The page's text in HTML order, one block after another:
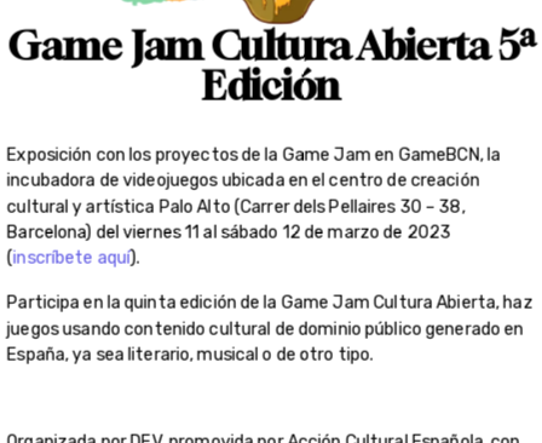
Organizada por DEV, promovida por Acción Cultural Española, con
la colaboración de ENTI-UB, Escuela de Nuevas Tecnologías.
«Caminante no hay camino, se hace camino al andar».- Antonio
Machado, autor cuyas obras pasaron a ser de dominio público en
2020.
formato mixto (online y presencial) entre los días 16 y 22 de